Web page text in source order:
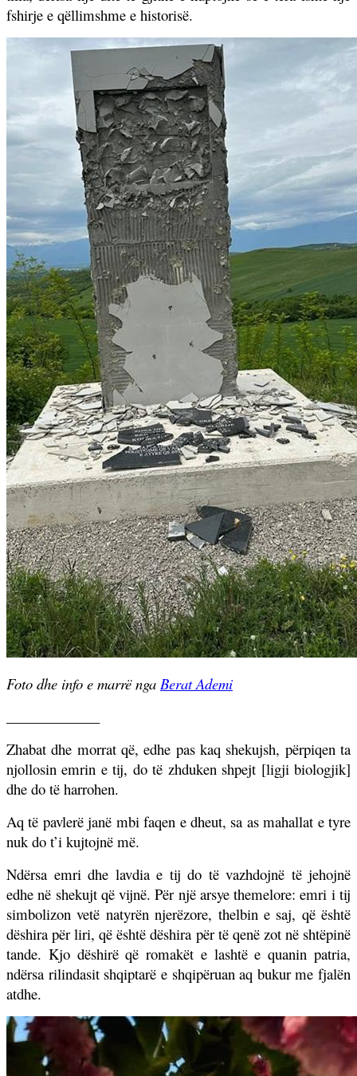
fshirje e qëllimshme e historisë.
Foto dhe info e marrë nga Berat Ademi
Zhabat dhe morrat që, edhe pas kaq shekujsh, përpiqen ta
njollosin emrin e tij, do të zhduken shpejt [ligji biologjik]
dhe do të harrohen.
Aq të pavlerë janë mbi faqen e dheut, sa as mahallat e tyre
nuk do t’i kujtojnë më.
Ndërsa emri dhe lavdia e tij do të vazhdojnë të jehojnë
edhe në shekujt që vijnë. Për një arsye themelore: emri i tij
simbolizon vetë natyrën njerëzore, thelbin e saj, që është
dëshira për liri, që është dëshira për të qenë zot në shtëpinë
tande. Kjo dëshirë që romakët e lashtë e quanin patria,
ndërsa rilindasit shqiptarë e shqipëruan aq bukur me fjalën
atdhe.